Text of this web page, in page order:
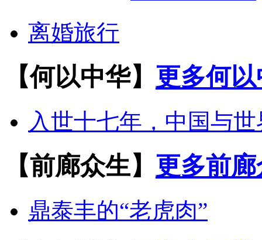
离婚旅行
【何以中华】 更多何
入世十七年，中国与
【前廊众生】 更多前
鼎泰丰的“老虎肉”